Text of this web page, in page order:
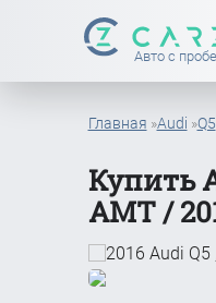
Авто с
Главная »Audi »Q5
Купить
АМТ /